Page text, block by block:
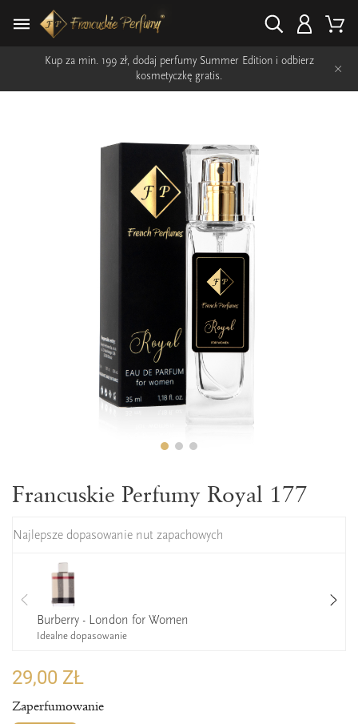
Kup za min. 199 zł, dodaj perfumy Summer Edition i odbierz
kosmetyczkę gratis.
×
Francuskie Perfumy Royal 177
Najlepsze dopasowanie nut zapachowych
Burberry - London for Women
Idealne dopasowanie
29,00 ZŁ
Zaperfumowanie